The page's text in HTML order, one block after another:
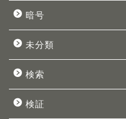
暗号
未分類
検索
検証